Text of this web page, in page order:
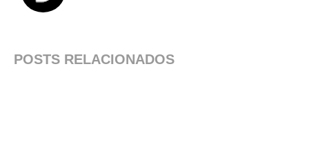
POSTS RELACIONADOS